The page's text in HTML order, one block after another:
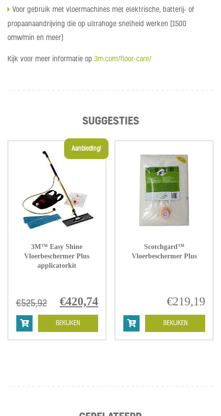
Voor gebruik met vloermachines met elektrische, batterij‑ of
propaanaandrijving die op ultrahoge snelheid werken (1500
omw/min en meer)
Kijk voor meer informatie op 3m.com/floor-care/
SUGGESTIES
Aanbieding!
3M™ Easy Shine
Vloerbeschermer Plus
applicatorkit
€525,92
Oorspronkelijke
prijs
was:
€525,92.
€420,74Huidige
prijs
€420,74.
BEKIJKEN
Scotchgard™
Vloerbeschermer Plus
€219,19
BEKIJKEN